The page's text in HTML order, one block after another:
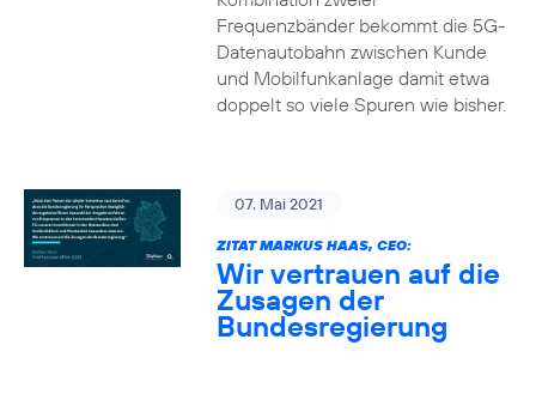
Frequenzbänder bekommt die 5G-
Datenautobahn zwischen Kunde
und Mobilfunkanlage damit etwa
doppelt so viele Spuren wie bisher.
07. Mai 2021
ZITAT MARKUS HAAS, CEO:
Wir vertrauen auf die
Zusagen der
Bundesregierung